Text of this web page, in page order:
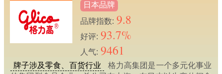
日本品牌
品牌指数: 9.8
好评: 93.7%
人气: 9461
牌子涉及零食、百货行业
格力高集团是一个多元化事业